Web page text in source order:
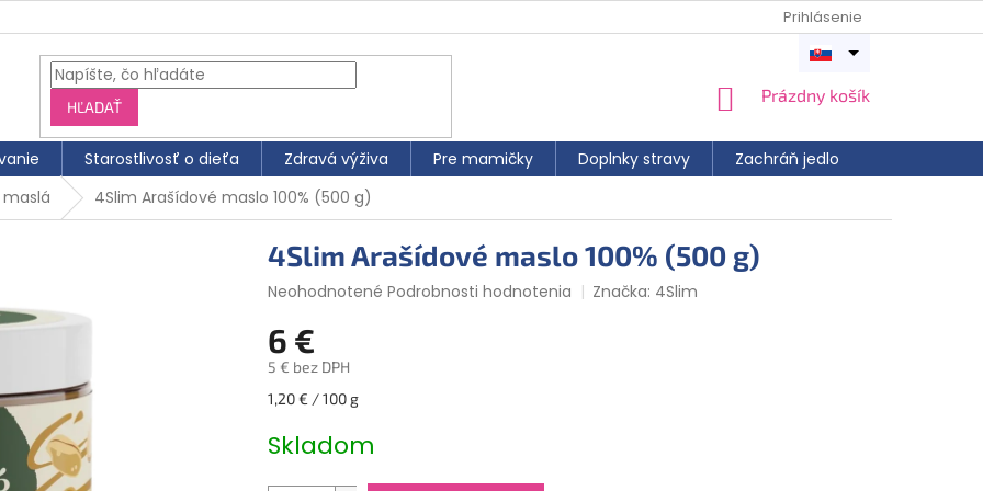
Prihlásenie
HĽADAŤ
NÁKUPNÝ
Prázdny košík
Starostlivosť o dieťa Zdravá výživa Pre mamičky Doplnky stravy Zachráň jedlo
Otvoriť
4Slim Arašídové maslo 100% (500 g)
4Slim Arašídové maslo 100% (500 g)
Priemerné
produktu
je
0,0
z
hviezdičiek.
Neohodnotené Podrobnosti hodnotenia Značka: 4Slim
6 €
5 € bez DPH
Jednotková
1,20 € / 100 g
Skladom